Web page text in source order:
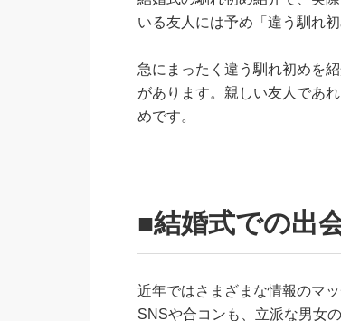
いる友人には予め「違う馴れ
急にまったく違う馴れ初めを
があります。親しい友人であ
めです。
■結婚式での出
近年ではさまざまな情報のマ
SNSや合コンも、立派な男女